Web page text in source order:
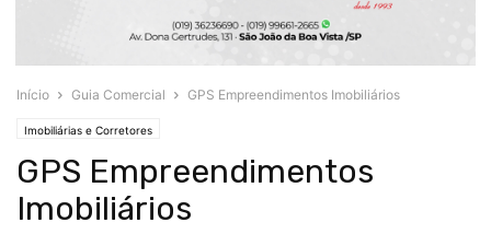
Início Guia Comercial GPS Empreendimentos Imobiliários
Imobiliárias e Corretores
GPS Empreendimentos
Imobiliários